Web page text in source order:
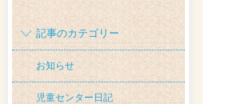
記事のカテゴリー
お知らせ
児童センター日記